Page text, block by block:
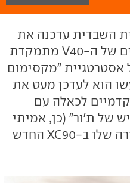
השבדית עדכנה את
ליין המנועים של הדגם, ומתיחת הפנים של ה-V40 מתמקדת
אסטרטגיית "מקסימום
הוא לעדכן מעט את
לכאלה עם
של ת'ור" (כן, אמיתי
לגמרי). עיצוב שעשה את הופעת הבכורה שלו ב-XC90 החדש